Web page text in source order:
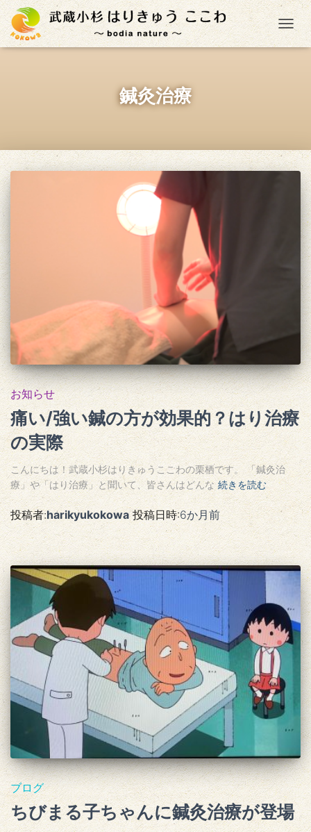
ナ
鍼灸治療
お知らせ
痛い/強い鍼の方が効果的？はり治療
の実際
こんにちは！武蔵小杉はりきゅうここわの栗栖です。 「鍼灸治
療」や「はり治療」と聞いて、皆さんはどんな 続きを読む
投稿者:harikyukokowa投稿日時:6か月前
ブログ
ちびまる子ちゃんに鍼灸治療が登場